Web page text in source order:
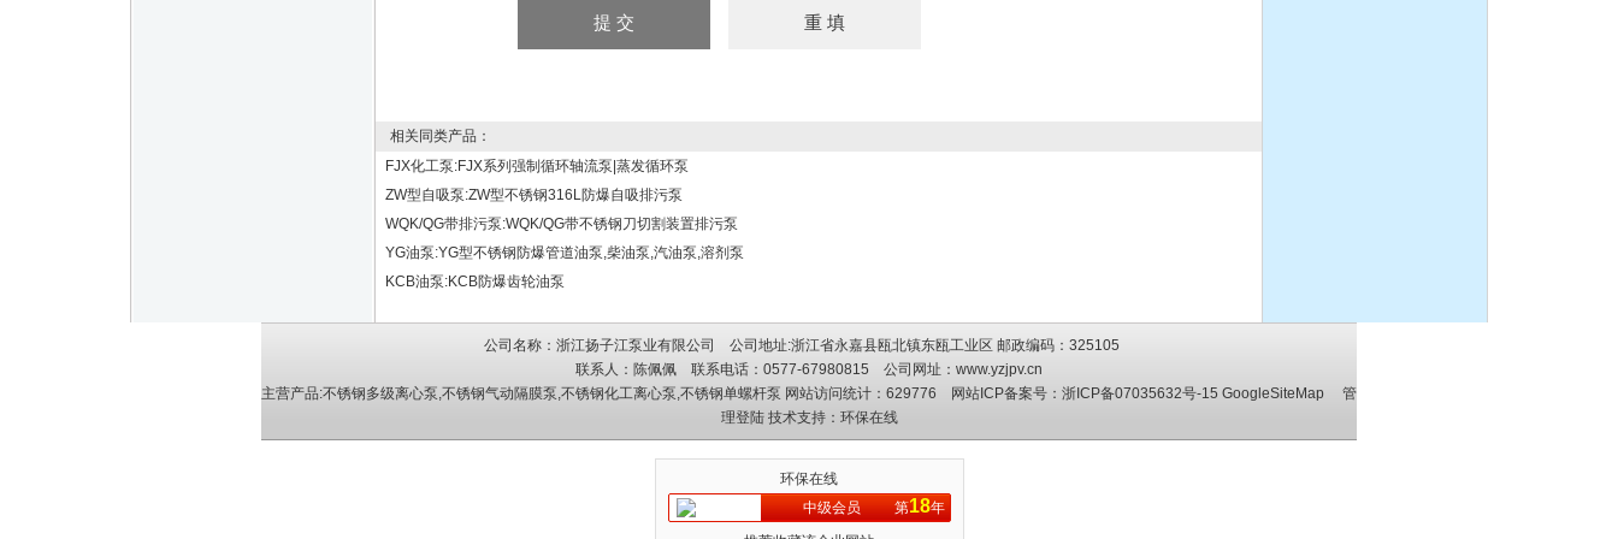
相关同类产品：
FJX化工泵:FJX系列强制循环轴流泵|蒸发循环泵
ZW型自吸泵:ZW型不锈钢316L防爆自吸排污泵
WQK/QG带排污泵:WQK/QG带不锈钢刀切割装置排污泵
YG油泵:YG型不锈钢防爆管道油泵,柴油泵,汽油泵,溶剂泵
KCB油泵:KCB防爆齿轮油泵
公司名称：浙江扬子江泵业有限公司 公司地址:浙江省永嘉县瓯北镇东瓯工业区 邮政编码：325105
联系人：陈佩佩 联系电话：0577-67980815 公司网址： www.yzjpv.cn
主营产品:不锈钢多级离心泵,不锈钢气动隔膜泵,不锈钢化工离心泵,不锈钢单螺杆泵 网站访问统计：629776 网站ICP备案号： 浙ICP备07035632号-15 GoogleSiteMap
管
理登陆技术支持： 环保在线
环保在线
中级会员
第18年